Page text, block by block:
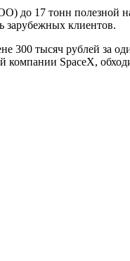
17 тонн полезной
зарубежных клиентов.
тысяч рублей за
компании SpaceX,